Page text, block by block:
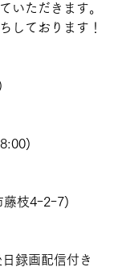
いただきます。
しております！
枝4ｰ2ｰ7)
録画配信付き